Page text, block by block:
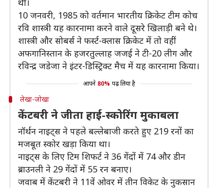
थी।
10 जनवरी, 1985 को वर्तमान भारतीय क्रिकेट टीम कोच
रवि शास्त्री यह कारनामा करने वाले दूसरे खिलाड़ी बने थे।
शास्त्री और सोबर्स ने फर्स्ट-क्लास क्रिकेट में तो वहीं
अफगानिस्तान के हजरतुल्लाह जजई ने टी-20 लीग और
रविन्द्र जडेजा ने इंटर-डिस्ट्रिक्ट मैच में यह कारनामा किया।
आपने 80% पढ़ लिया है
लेखा-जोखा
केंटबरी ने जीता हाई-स्कोरिंग मुकाबला
नॉर्थन नाइट्स ने पहले बल्लेबाजी करते हुए 219 रनों का
मजबूत स्कोर खड़ा किया था।
नाइट्स के लिए टिम शिफर्ट ने 36 गेंदों में 74 और डीन
ब्राउनली ने 29 गेंदों में 55 रन बनाए।
जवाब में केंटबरी ने 11वें ओवर में तीन विकेट के नुकसान